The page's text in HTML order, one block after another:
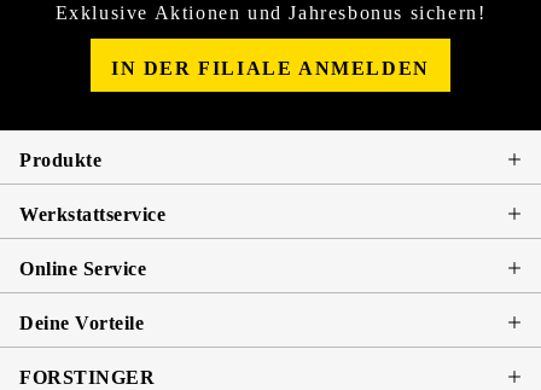
Exklusive Aktionen und Jahresbonus sichern!
IN DER FILIALE ANMELDEN
Produkte
Werkstattservice
Online Service
Deine Vorteile
FORSTINGER